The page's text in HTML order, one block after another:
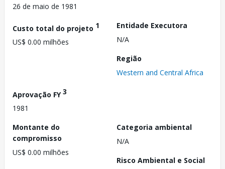
26 de maio de 1981
Custo total do projeto 1
US$ 0.00 milhões
Entidade Executora
N/A
Região
Western and Central Africa
Aprovação FY3
1981
Montante do
compromisso
US$ 0.00 milhões
Categoria ambiental
N/A
Risco Ambiental e Social